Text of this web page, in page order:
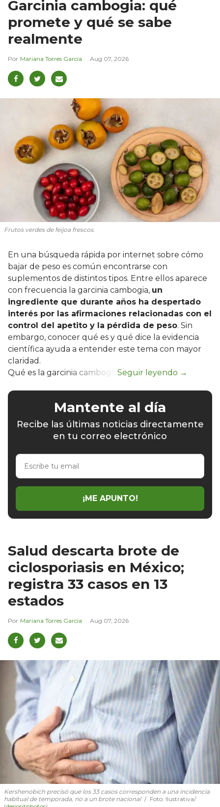
Garcinia cambogia: qué
promete y qué se sabe
realmente
Mariana Torres García Aug 07, 2026
Frutos verdes de feijoa frescos.
En una búsqueda rápida por internet sobre cómo
bajar de peso es común encontrarse con
suplementos de distintos tipos. Entre ellos aparece
con frecuencia la garcinia cambogia, un
ingrediente que durante años ha despertado
interés por las afirmaciones relacionadas con el
control del apetito y la pérdida de peso. Sin
embargo, conocer qué es y qué dice la evidencia
científica ayuda a entender este tema con mayor
claridad.
Qué es la garcinia cambogia
Mantente al día
Recibe las últimas noticias directamente
en tu correo electrónico
Escribe
email
¡ME APUNTO!
Salud descarta brote de
ciclosporiasis en México;
registra 33 casos en 13
estados
Mariana Torres García Aug 07, 2026
Kershenobich precisó que los 33 casos corresponden a una incidencia
habitual de temporada, no a un brote nacional
Foto: Ilustrativa/